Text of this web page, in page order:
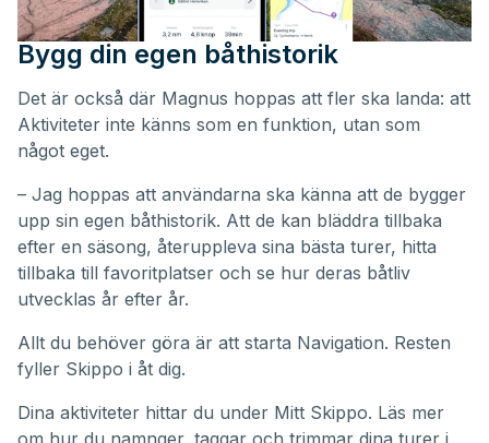
Bygg din egen båthistorik
Det är också där Magnus hoppas att fler ska landa: att
Aktiviteter inte känns som en funktion, utan som
något eget.
– Jag hoppas att användarna ska känna att de bygger
upp sin egen båthistorik. Att de kan bläddra tillbaka
efter en säsong, återuppleva sina bästa turer, hitta
tillbaka till favoritplatser och se hur deras båtliv
utvecklas år efter år.
Allt du behöver göra är att starta Navigation. Resten
fyller Skippo i åt dig.
Dina aktiviteter hittar du under Mitt Skippo. Läs mer